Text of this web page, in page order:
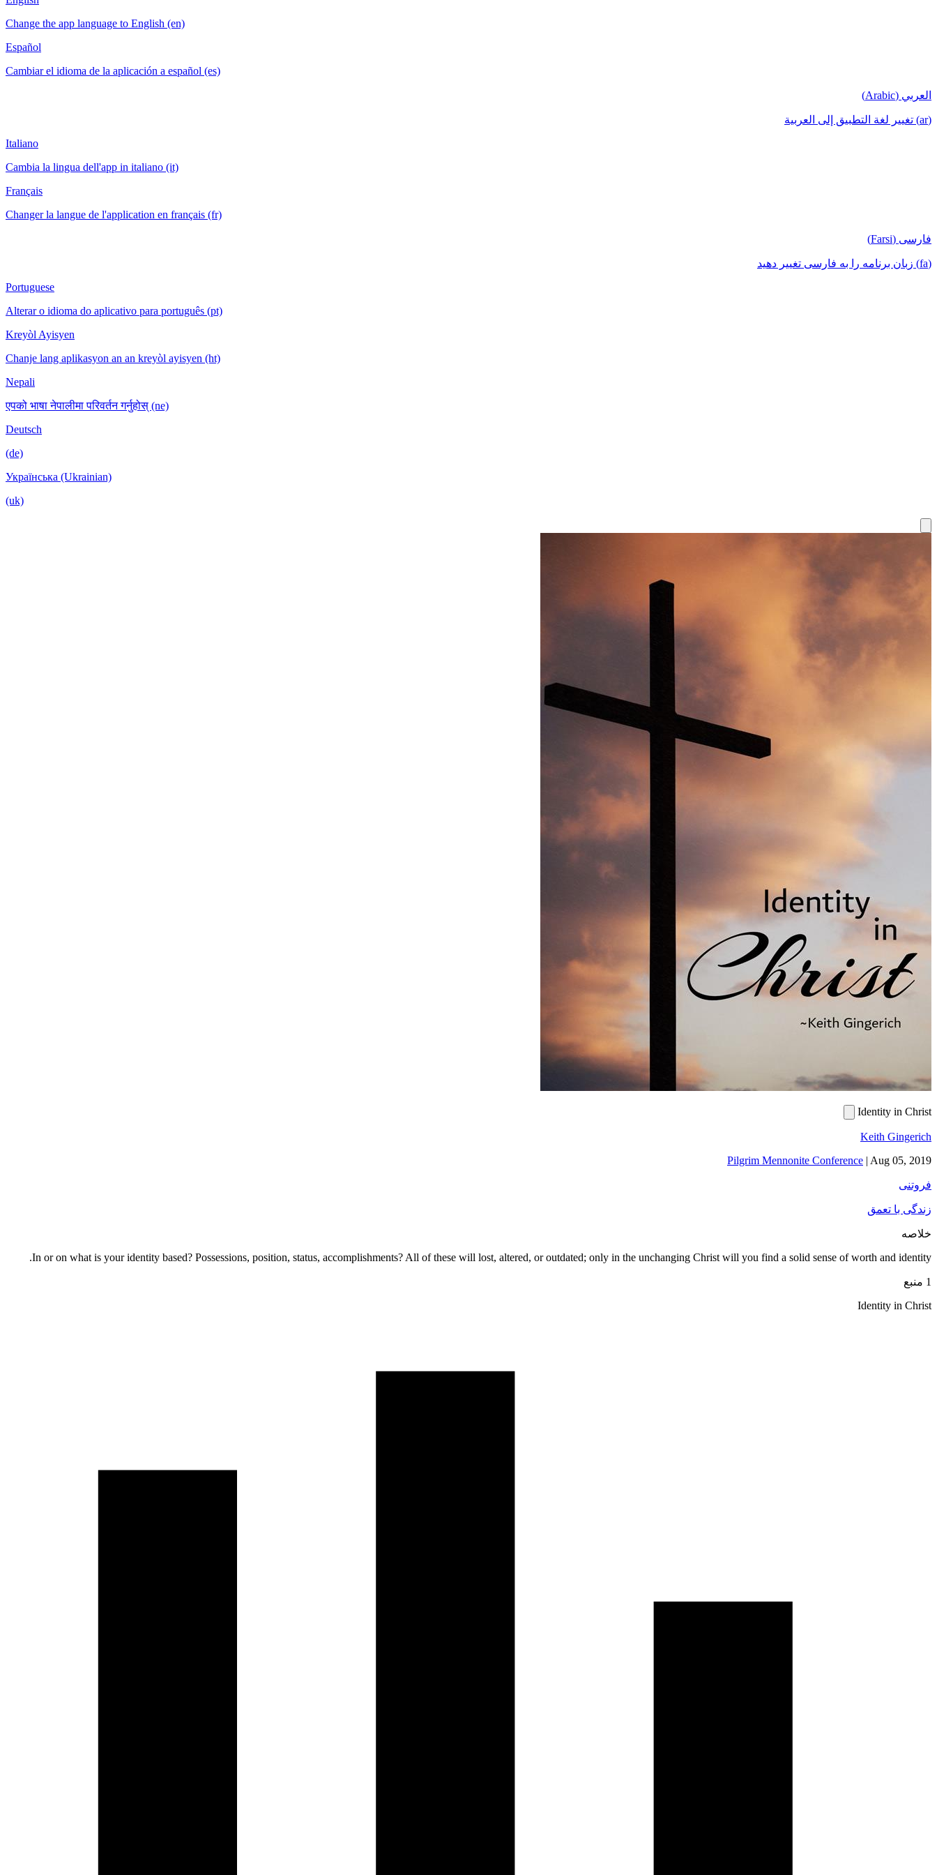
Change the app language to English (en)
Español
Cambiar el idioma de la aplicación a español (es)
العربي (Arabic)
(ar) تغيير لغة التطبيق إلى العربية
Italiano
Cambia la lingua dell'app in italiano (it)
Français
Changer la langue de l'application en français (fr)
فارسی (Farsi)
(fa) زبان برنامه را به فارسی تغییر دهید
Portuguese
Alterar o idioma do aplicativo para português (pt)
Kreyòl Ayisyen
Chanje lang aplikasyon an an kreyòl ayisyen (ht)
Nepali
एपको भाषा नेपालीमा परिवर्तन गर्नुहोस् (ne)
Deutsch
(de)
Українська (Ukrainian)
(uk)
Identity in Christ
Keith Gingerich
Pilgrim Mennonite Conference | Aug 05, 2019
فروتنی
زندگی با تعمق
خلاصه
In or on what is your identity based? Possessions, position, status, accomplishments? All of these will lost, altered, or outdated; only in the unchanging Christ will you find a solid sense of worth and identity.
1 منبع
Identity in Christ